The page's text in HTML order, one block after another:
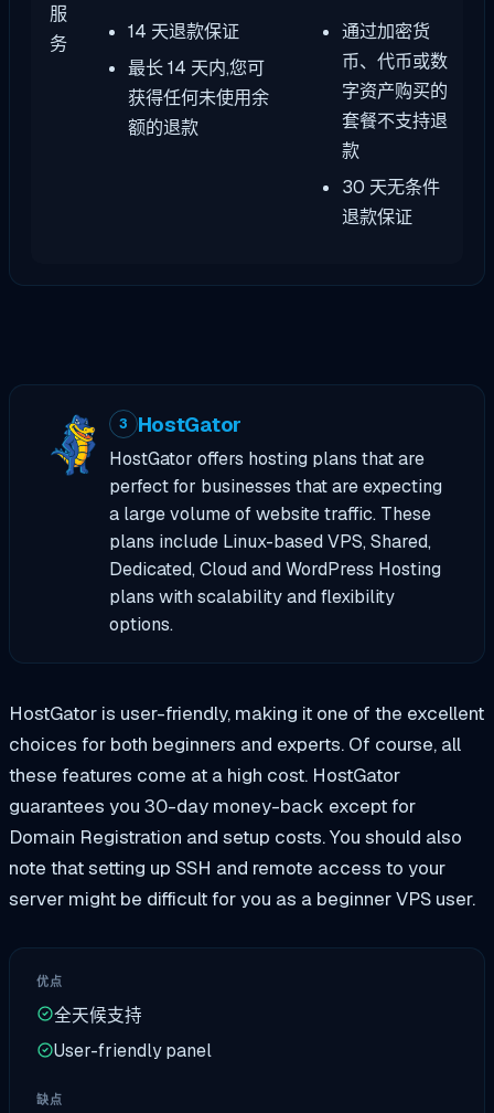
服
务
14 天退款保证
最长 14 天内,您可
获得任何未使用余
额的退款
通过加密货
币、代币或数
字资产购买的
套餐不支持退
款
30 天无条件
退款保证
3 HostGator
HostGator offers hosting plans that are
perfect for businesses that are expecting
a large volume of website traffic. These
plans include Linux-based VPS, Shared,
Dedicated, Cloud and WordPress Hosting
plans with scalability and flexibility
options.
HostGator is user-friendly, making it one of the excellent
choices for both beginners and experts. Of course, all
these features come at a high cost. HostGator
guarantees you 30-day money-back except for
Domain Registration and setup costs. You should also
note that setting up SSH and remote access to your
server might be difficult for you as a beginner VPS user.
优点
全天候支持
User-friendly panel
缺点